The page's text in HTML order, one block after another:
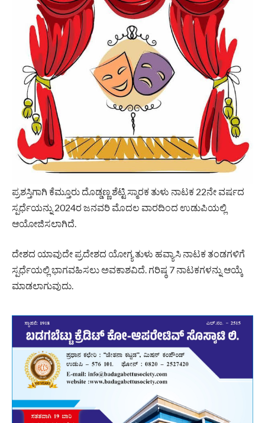
ತುಳು ರಂಗಭೂಮಿ ಅನ್ಯ ಭಾಷಾ ರಂಗಭೂಮಿಗಳಿಗೆ ಸರಿಸಮನಾಗಿ
ಬೆಳೆಯಬೇಕು ಎಂಬ ಉದ್ದೇಶದಿಂದ ಪ್ರಾರಂಭಗೊಂಡ ಕೆಮ್ತೂರು ನಾಟಕ
ಪ್ರಶಸ್ತಿಗಾಗಿ ಕೆಮ್ತೂರು ದೊಡ್ಡಣ್ಣ ಶೆಟ್ಟಿ ಸ್ಮಾರಕ ತುಳು ನಾಟಕ 22ನೇ ವರ್ಷದ
ಸ್ಪರ್ಧೆಯನ್ನು 2024ರ ಜನವರಿ ಮೊದಲ ವಾರದಿಂದ ಉಡುಪಿಯಲ್ಲಿ
ಆಯೋಜಿಸಲಾಗಿದೆ.
ದೇಶದ ಯಾವುದೇ ಪ್ರದೇಶದ ಯೋಗ್ಯ ತುಳು ಹವ್ಯಾಸಿ ನಾಟಕ ತಂಡಗಳಿಗೆ
ಸ್ಪರ್ಧೆಯಲ್ಲಿ ಭಾಗವಹಿಸಲು ಅವಕಾಶವಿದೆ. ಗರಿಷ್ಠ 7 ನಾಟಕಗಳನ್ನು ಆಯ್ಕೆ
ಮಾಡಲಾಗುವುದು.